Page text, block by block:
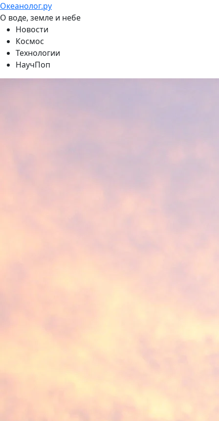
Океанолог.ру
О воде, земле и небе
Новости
Космос
Технологии
НаучПоп